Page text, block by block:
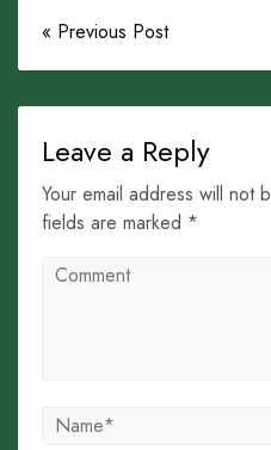
« Previous Post
Leave a Reply
Your email address will not
fields are marked *